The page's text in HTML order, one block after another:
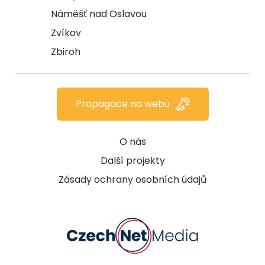
Náměšť nad Oslavou
Zvíkov
Zbiroh
O nás
Další projekty
Zásady ochrany osobních údajů
Propagace na webu